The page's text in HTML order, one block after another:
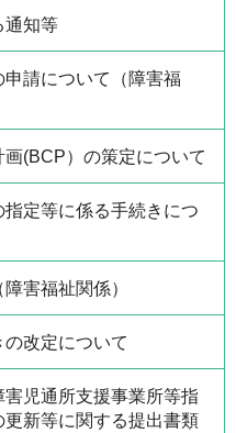
通知等
請について（障害福
(BCP）の策定について
定等に係る手続きにつ
害福祉関係）
改定について
児通所支援事業所等指
新等に関する提出書類